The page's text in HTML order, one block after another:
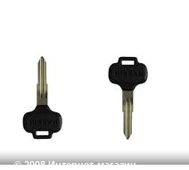
© 2008 Интернет-магазин